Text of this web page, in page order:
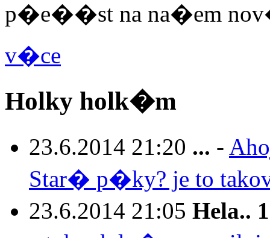
p�e��st na na�em
v�ce
Holky holk�m
23.6.2014 21:20 ... -
Star� p�ky? je to
23.6.2014 21:05 Hela..